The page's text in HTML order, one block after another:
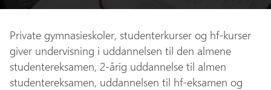
Private gymnasieskoler, studenterkurser og hf-kurser
giver undervisning i uddannelsen til den almene
studentereksamen, 2-årig uddannelse til almen
studentereksamen, uddannelsen til hf-eksamen og